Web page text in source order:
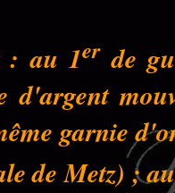
: au 1erde
d'argent
garnie
de Metz) ;